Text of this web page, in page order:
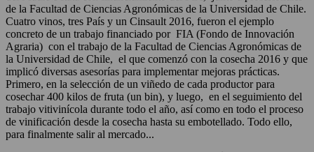
de la Facultad de Ciencias Agronómicas de la Universidad de Chile.
Cuatro vinos, tres País y un Cinsault 2016, fueron el ejemplo
concreto de un trabajo financiado por FIA (Fondo de Innovación
Agraria) con el trabajo de la Facultad de Ciencias Agronómicas de
la Universidad de Chile, el que comenzó con la cosecha 2016 y que
implicó diversas asesorías para implementar mejoras prácticas.
Primero, en la selección de un viñedo de cada productor para
cosechar 400 kilos de fruta (un bin), y luego, en el seguimiento del
trabajo vitivinícola durante todo el año, así como en todo el proceso
de vinificación desde la cosecha hasta su embotellado. Todo ello,
para finalmente salir al mercado...